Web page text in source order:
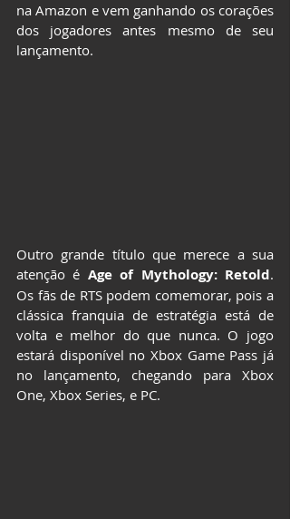
na Amazon e vem ganhando os corações
dos jogadores antes mesmo de seu
lançamento.
Outro grande título que merece a sua
atenção é Age of Mythology: Retold.
Os fãs de RTS podem comemorar, pois a
clássica franquia de estratégia está de
volta e melhor do que nunca. O jogo
estará disponível no Xbox Game Pass já
no lançamento, chegando para Xbox
One, Xbox Series, e PC.